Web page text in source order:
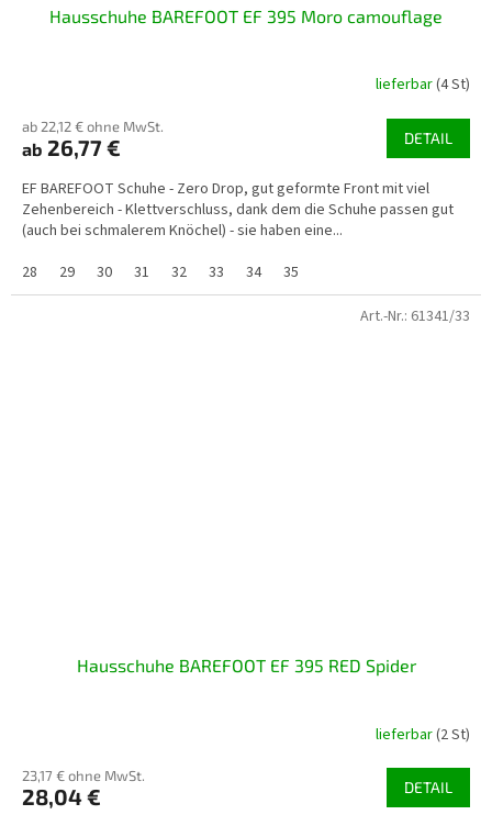
Hausschuhe BAREFOOT EF 395 Moro camouflage
lieferbar(4 St)
ab 22,12 € ohne MwSt.
ab 26,77 € DETAIL
EF BAREFOOT Schuhe - Zero Drop, gut geformte Front mit viel
Zehenbereich - Klettverschluss, dank dem die Schuhe passen gut
(auch bei schmalerem Knöchel) - sie haben eine...
28
29 30 31 32 33 34 35
Hausschuhe BAREFOOT EF 395 RED Spider
lieferbar(2 St)
23,17 € ohne MwSt.
28,04 € DETAIL
Art.-Nr.: 61341/33